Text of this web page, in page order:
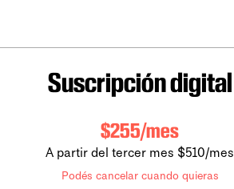
Suscripción digital
$255/mes
A partir del tercer mes $510/mes
Podés cancelar cuando quieras